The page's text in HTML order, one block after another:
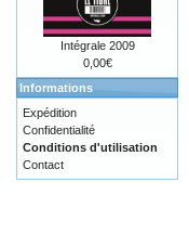
Intégrale 2009
0,00€
Informations
Expédition
Confidentialité
Conditions d'utilisation
Contact